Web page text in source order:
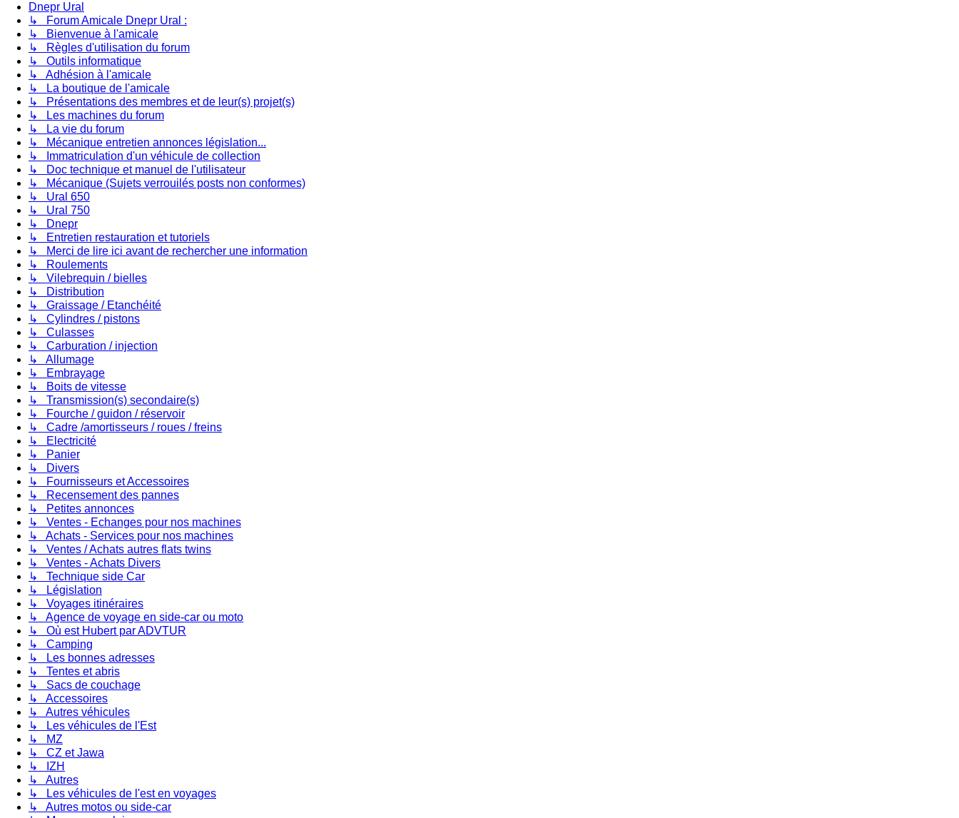
Dnepr Ural
↳ Forum Amicale Dnepr Ural :
↳ Bienvenue à l'amicale
↳ Règles d'utilisation du forum
↳ Outils informatique
↳ Adhésion à l'amicale
↳ La boutique de l'amicale
↳ Présentations des membres et de leur(s) projet(s)
↳ Les machines du forum
↳ La vie du forum
↳ Mécanique entretien annonces législation...
↳ Immatriculation d'un véhicule de collection
↳ Doc technique et manuel de l'utilisateur
↳ Mécanique (Sujets verrouilés posts non conformes)
↳ Ural 650
↳ Ural 750
↳ Dnepr
↳ Entretien restauration et tutoriels
↳ Merci de lire ici avant de rechercher une information
↳ Roulements
↳ Vilebrequin / bielles
↳ Distribution
↳ Graissage / Etanchéité
↳ Cylindres / pistons
↳ Culasses
↳ Carburation / injection
↳ Allumage
↳ Embrayage
↳ Boits de vitesse
↳ Transmission(s) secondaire(s)
↳ Fourche / guidon / réservoir
↳ Cadre /amortisseurs / roues / freins
↳ Electricité
↳ Panier
↳ Divers
↳ Fournisseurs et Accessoires
↳ Recensement des pannes
↳ Petites annonces
↳ Ventes - Echanges pour nos machines
↳ Achats - Services pour nos machines
↳ Ventes / Achats autres flats twins
↳ Ventes - Achats Divers
↳ Technique side Car
↳ Législation
↳ Voyages itinéraires
↳ Agence de voyage en side-car ou moto
↳ Où est Hubert par ADVTUR
↳ Camping
↳ Les bonnes adresses
↳ Tentes et abris
↳ Sacs de couchage
↳ Accessoires
↳ Autres véhicules
↳ Les véhicules de l'Est
↳ MZ
↳ CZ et Jawa
↳ IZH
↳ Autres
↳ Les véhicules de l'est en voyages
↳ Autres motos ou side-car